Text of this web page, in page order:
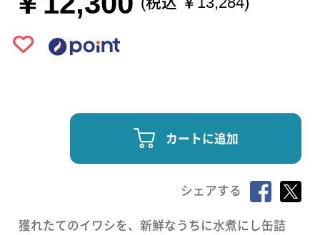
カートに追加
シェアする
獲れたてのイワシを、新鮮なうちに水煮にし缶詰